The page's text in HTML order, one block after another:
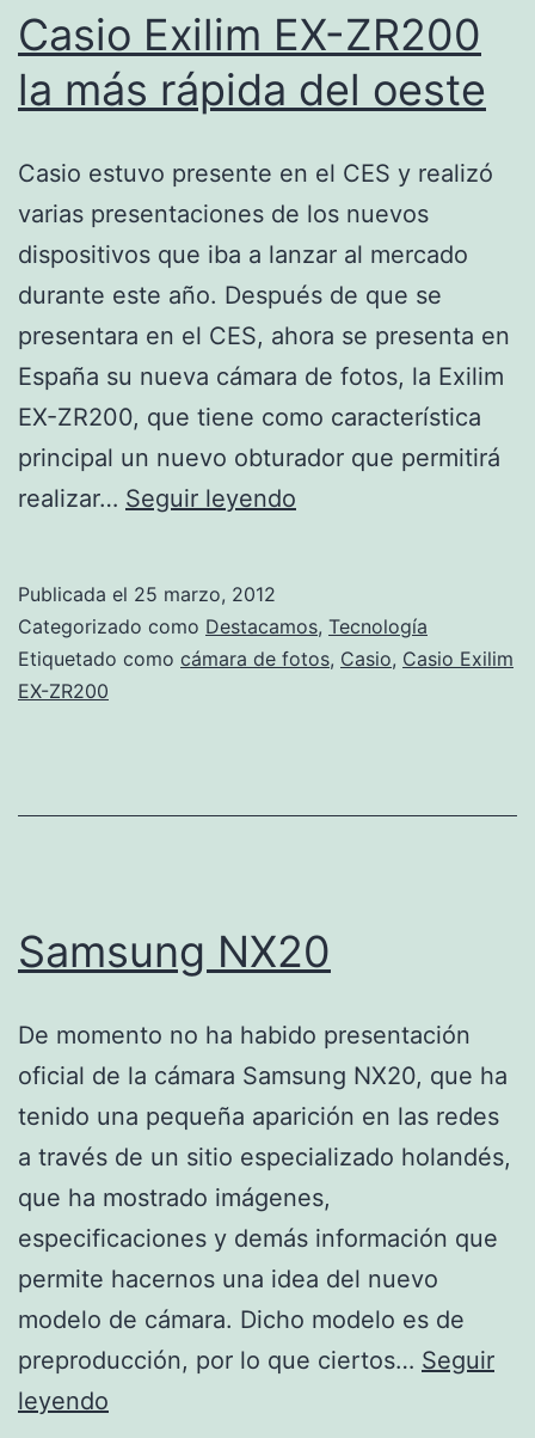
Casio Exilim EX-ZR200
la más rápida del oeste
Casio estuvo presente en el CES y realizó
varias presentaciones de los nuevos
dispositivos que iba a lanzar al mercado
durante este año. Después de que se
presentara en el CES, ahora se presenta en
España su nueva cámara de fotos, la Exilim
EX-ZR200, que tiene como característica
principal un nuevo obturador que permitirá
realizar… Seguir leyendo
ZR200
la
oeste
Publicada el 25 marzo, 2012
Categorizado como Destacamos, Tecnología
Etiquetado como cámara de fotos, Casio, Casio Exilim
EX-ZR200
Samsung NX20
De momento no ha habido presentación
oficial de la cámara Samsung NX20, que ha
tenido una pequeña aparición en las redes
a través de un sitio especializado holandés,
que ha mostrado imágenes,
especificaciones y demás información que
permite hacernos una idea del nuevo
modelo de cámara. Dicho modelo es de
preproducción, por lo que ciertos… Seguir
leyendo